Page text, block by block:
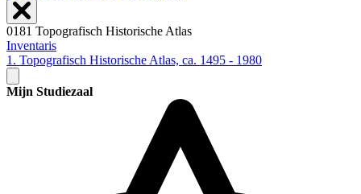
0181 Topografisch Historische Atlas
Inventaris
1. Topografisch Historische Atlas, ca. 1495 - 1980
Mijn Studiezaal